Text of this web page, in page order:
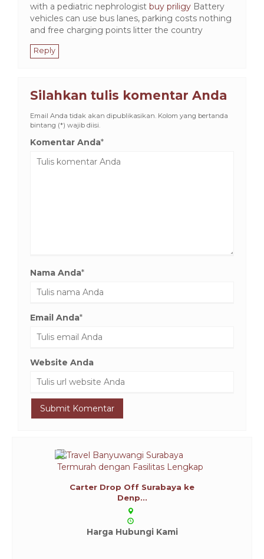
with a pediatric nephrologist buy priligy Battery
vehicles can use bus lanes, parking costs nothing
and free charging points litter the country
Reply
Silahkan tulis komentar Anda
Email Anda tidak akan dipublikasikan. Kolom yang bertanda
bintang (*) wajib diisi.
Komentar Anda*
Nama Anda*
Email Anda*
Website Anda
Carter Drop Off Surabaya ke
Denp...
Harga Hubungi Kami